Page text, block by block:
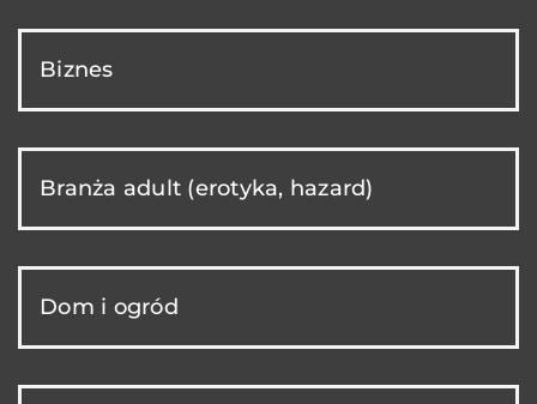
Biznes
Branża adult (erotyka, hazard)
Dom i ogród